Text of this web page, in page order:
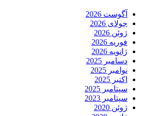
آگوست 2026
جولای 2026
ژوئن 2026
فوریه 2026
ژانویه 2026
دسامبر 2025
نوامبر 2025
اکتبر 2025
سپتامبر 2025
سپتامبر 2023
ژوئن 2020